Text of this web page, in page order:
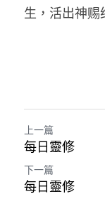
生，活出神赐
上一篇
每日靈修
下一篇
每日靈修